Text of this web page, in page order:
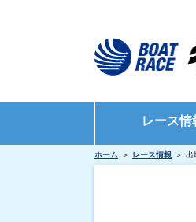
レース情
シリーズインデ
ホーム レース情報 出